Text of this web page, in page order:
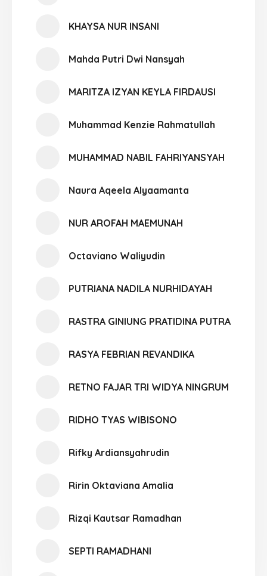
KHAYSA NUR INSANI
Mahda Putri Dwi Nansyah
MARITZA IZYAN KEYLA FIRDAUSI
Muhammad Kenzie Rahmatullah
MUHAMMAD NABIL FAHRIYANSYAH
Naura Aqeela Alyaamanta
NUR AROFAH MAEMUNAH
Octaviano Waliyudin
PUTRIANA NADILA NURHIDAYAH
RASTRA GINIUNG PRATIDINA PUTRA
RASYA FEBRIAN REVANDIKA
RETNO FAJAR TRI WIDYA NINGRUM
RIDHO TYAS WIBISONO
Rifky Ardiansyahrudin
Ririn Oktaviana Amalia
Rizqi Kautsar Ramadhan
SEPTI RAMADHANI